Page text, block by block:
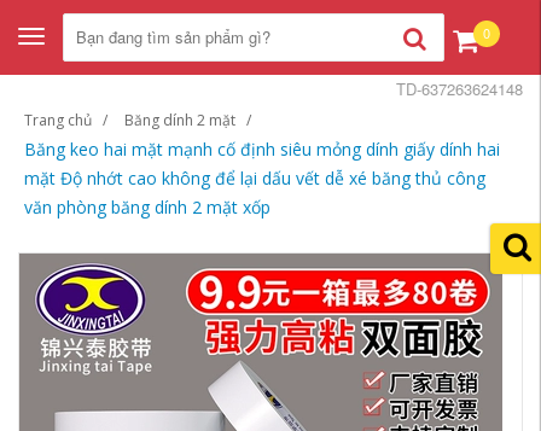
Toggle
navigation
0
Trang chủ Băng dính 2 mặt
Băng keo hai mặt mạnh cố định siêu mỏng dính giấy dính hai
mặt Độ nhớt cao không để lại dấu vết dễ xé băng thủ công
văn phòng băng dính 2 mặt xốp
TD-637263624148